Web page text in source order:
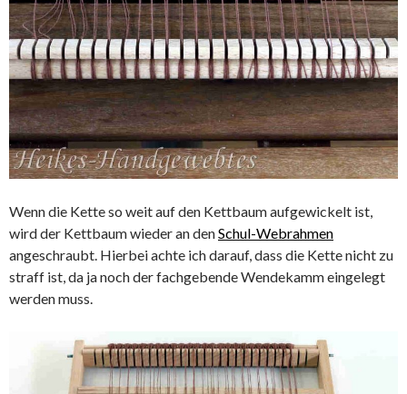
Wenn die Kette so weit auf den Kettbaum aufgewickelt ist,
wird der Kettbaum wieder an denSchul-Webrahmen
angeschraubt. Hierbei achte ich darauf, dass die Kette nicht zu
straff ist, da ja noch der fachgebende Wendekamm eingelegt
werden muss.